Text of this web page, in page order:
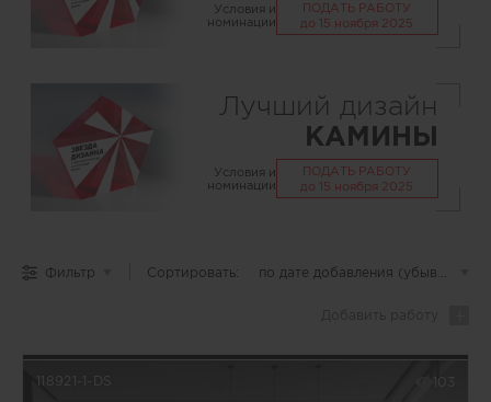
Условия и
номинации
ПОДАТЬ РАБОТУ
до 15 ноября 2025
Лучший дизайн
КАМИНЫ
Условия и
номинации
ПОДАТЬ РАБОТУ
до 15 ноября 2025
Фильтр Сортировать:
118921-1-DS